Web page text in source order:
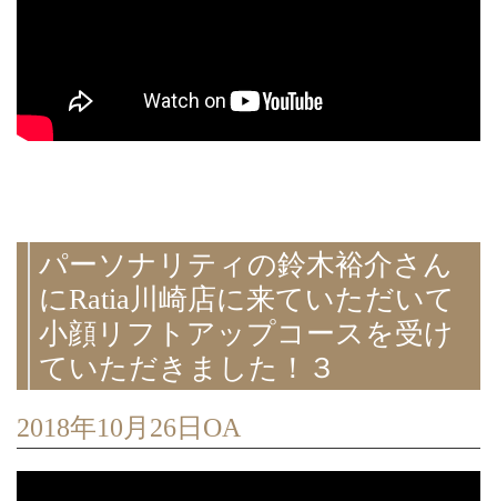
パーソナリティの鈴木裕介さん
にRatia川崎店に来ていただいて
小顔リフトアップコースを受け
ていただきました！３
2018年10月26日OA